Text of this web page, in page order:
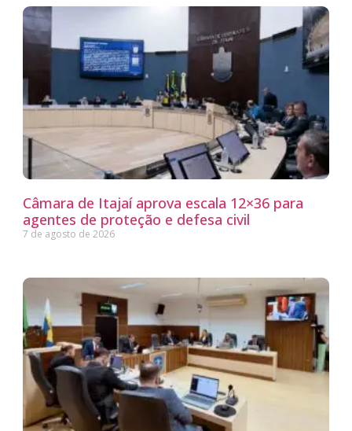
Câmara de Itajaí aprova escala 12×36 para
agentes de proteção e defesa civil
7 de agosto de 2026